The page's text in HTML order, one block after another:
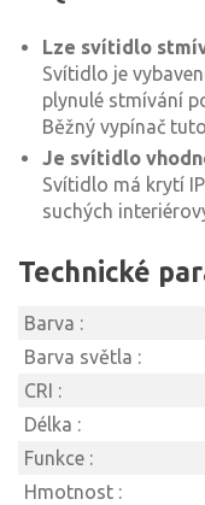
Lze svítidlo
Svítidlo je
plynulé stmívání
Běžný vypínač
Je svítidlo
Svítidlo má krytí
suchých
Technické
Barva :
Barva světla :
CRI :
Délka :
Funkce :
Hmotnost :